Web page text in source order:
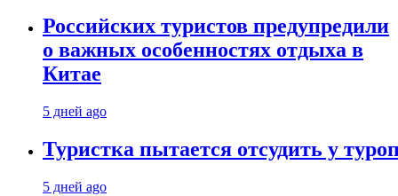
Российских туристов предупредили
о важных особенностях отдыха в
Китае
5 дней ago
Туристка пытается отсудить у
5 дней ago